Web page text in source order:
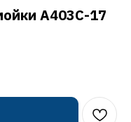
A403C-17